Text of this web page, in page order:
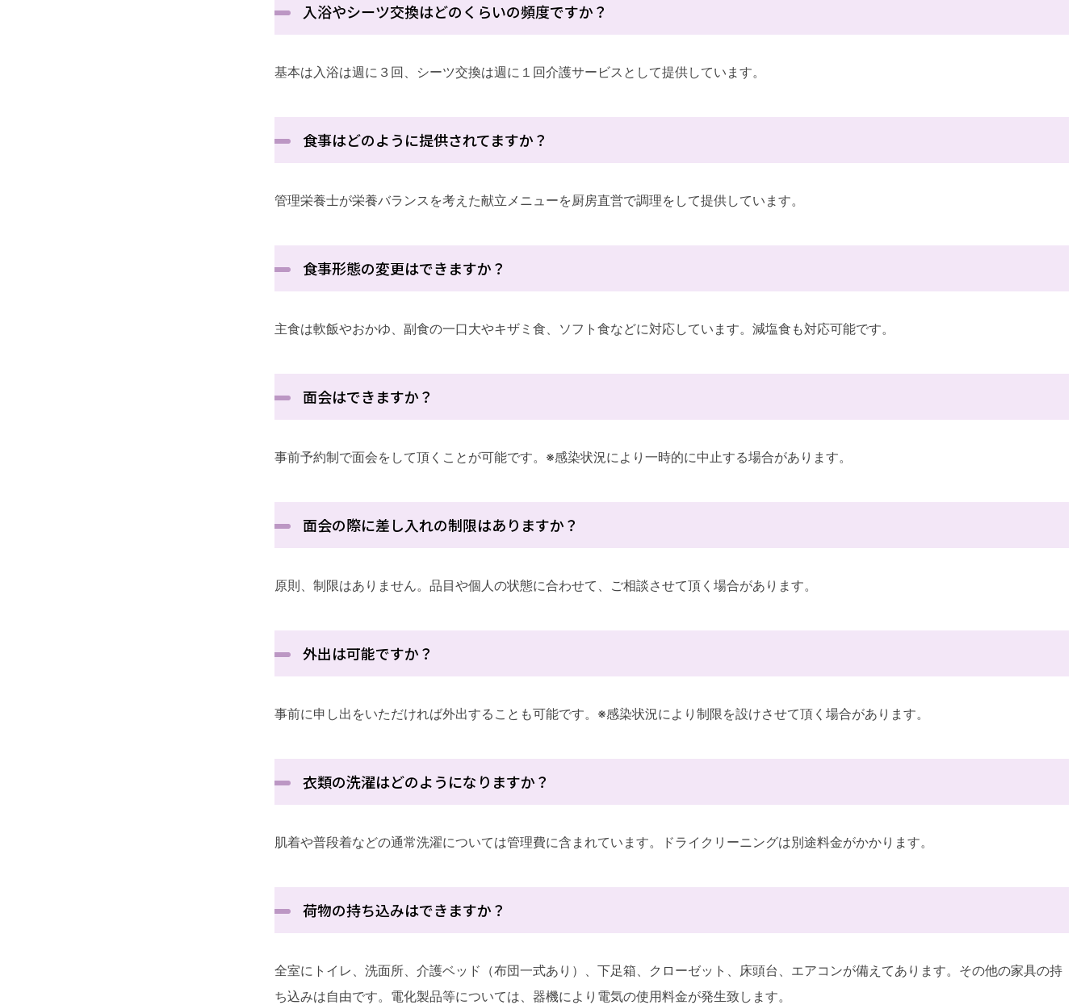
入浴やシーツ交換はどのくらいの頻度ですか？
基本は入浴は週に３回、シーツ交換は週に１回介護サービスとして提供しています。
食事はどのように提供されてますか？
管理栄養士が栄養バランスを考えた献立メニューを厨房直営で調理をして提供しています。
食事形態の変更はできますか？
主食は軟飯やおかゆ、副食の一口大やキザミ食、ソフト食などに対応しています。減塩食も対応可能です。
面会はできますか？
事前予約制で面会をして頂くことが可能です。※感染状況により一時的に中止する場合があります。
面会の際に差し入れの制限はありますか？
原則、制限はありません。品目や個人の状態に合わせて、ご相談させて頂く場合があります。
外出は可能ですか？
事前に申し出をいただければ外出することも可能です。※感染状況により制限を設けさせて頂く場合があります。
衣類の洗濯はどのようになりますか？
肌着や普段着などの通常洗濯については管理費に含まれています。ドライクリーニングは別途料金がかかります。
荷物の持ち込みはできますか？
全室にトイレ、洗面所、介護ベッド（布団一式あり）、下足箱、クローゼット、床頭台、エアコンが備えてあります。その他の家具の持
ち込みは自由です。電化製品等については、器機により電気の使用料金が発生致します。